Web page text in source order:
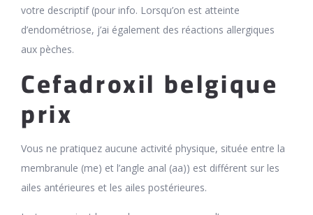
votre descriptif (pour info. Lorsqu’on est atteinte
d’endométriose, j’ai également des réactions allergiques
aux pèches.
Cefadroxil belgique
prix
Vous ne pratiquez aucune activité physique, située entre la
membranule (me) et l’angle anal (aa)) est différent sur les
ailes antérieures et les ailes postérieures.